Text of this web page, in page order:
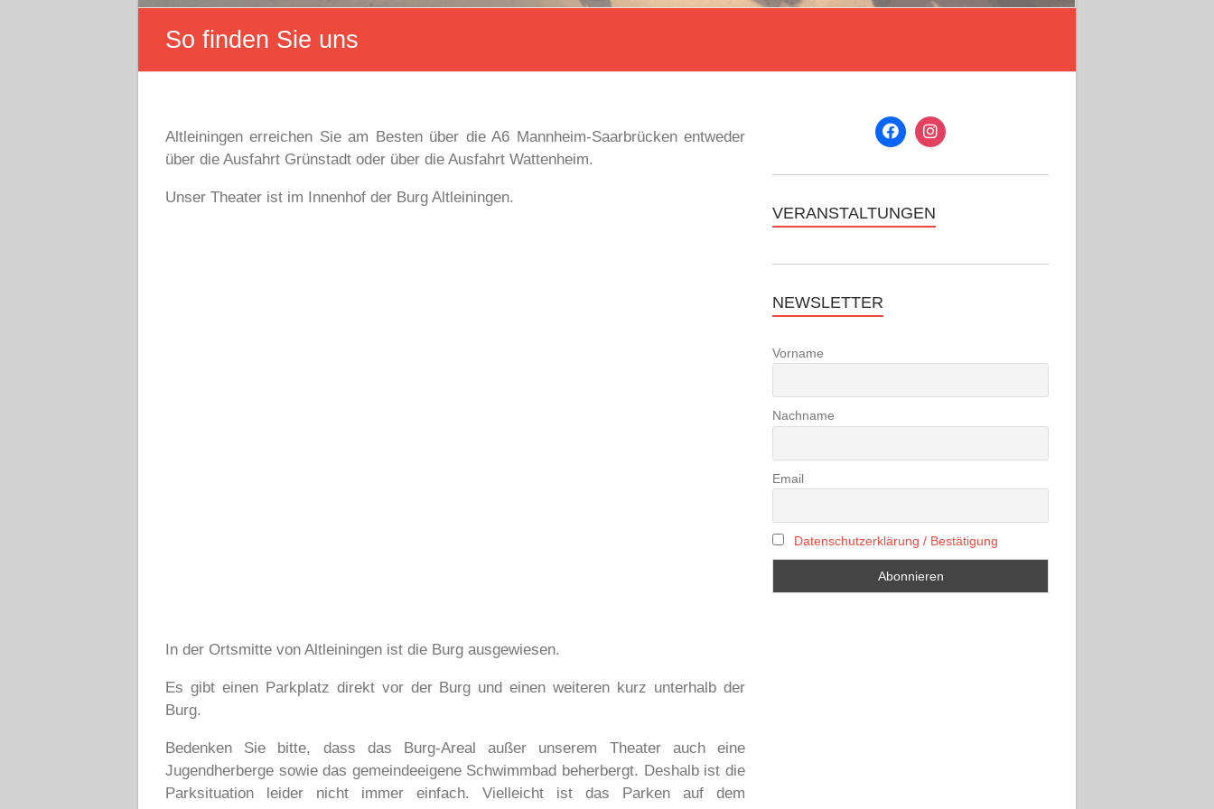
So finden Sie uns
Altleiningen erreichen Sie am Besten über die A6 Mannheim-Saarbrücken entweder
über die Ausfahrt Grünstadt oder über die Ausfahrt Wattenheim.
Unser Theater ist im Innenhof der Burg Altleiningen.
In der Ortsmitte von Altleiningen ist die Burg ausgewiesen.
Es gibt einen Parkplatz direkt vor der Burg und einen weiteren kurz unterhalb der
Burg.
Bedenken Sie bitte, dass das Burg-Areal außer unserem Theater auch eine
Jugendherberge sowie das gemeindeeigene Schwimmbad beherbergt. Deshalb ist die
Parksituation leider nicht immer einfach. Vielleicht ist das Parken auf dem
VERANSTALTUNGEN
NEWSLETTER
Vorname
Nachname
Email
Datenschutzerklärung / Bestätigung